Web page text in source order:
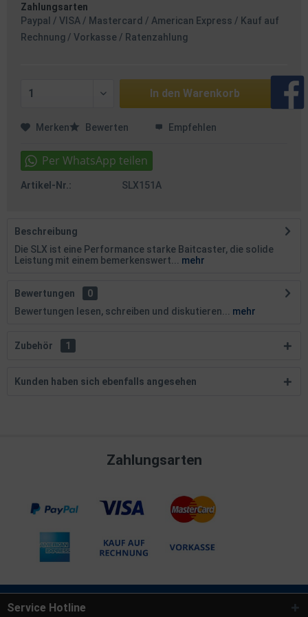
Zahlungsarten
Paypal / VISA / Mastercard / American Express / Kauf auf
Rechnung / Vorkasse / Ratenzahlung
In den Warenkorb
Merken Bewerten Empfehlen
Artikel-Nr.: SLX151A
Beschreibung
Die SLX ist eine Performance starke Baitcaster, die solide
Leistung mit einem bemerkenswert...
mehr
Bewertungen
0
Bewertungen lesen, schreiben und diskutieren...
mehr
Zubehör 1
Kunden haben sich ebenfalls angesehen
Zahlungsarten
Service Hotline